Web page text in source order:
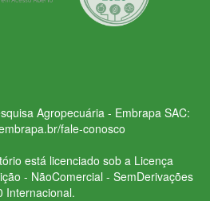
Agropecuária - Embrapa SAC:
fale-conosco
está licenciado sob a Licença
- NãoComercial - SemDerivações
Internacional.